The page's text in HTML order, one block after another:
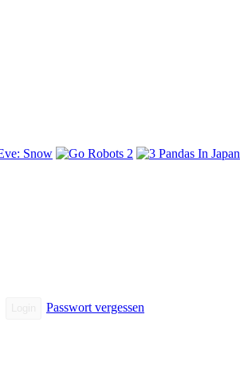
Passwort vergessen